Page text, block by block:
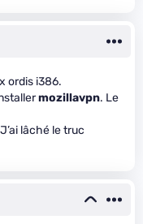
ordis i386.
mozillavpn. Le
lâché le truc